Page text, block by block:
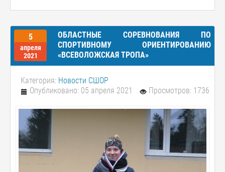
5
апреля
2021
ОБЛАСТНЫЕ СОРЕВНОВАНИЯ ПО
СПОРТИВНОМУ ОРИЕНТИРОВАНИЮ
«ВСЕВОЛОЖСКАЯ ТРОПА»
Категория: Новости СШОР
Опубликовано: 05 апреля 2021
Просмотров: 1736